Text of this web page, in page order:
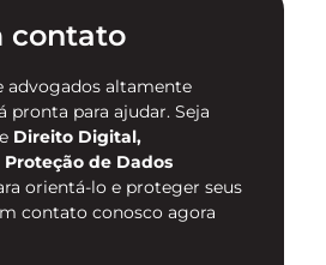
…
contato
advogados altamente
pronta para ajudar. Seja
Direito Digital,
de Dados
orientá-lo e proteger seus
contato conosco agora